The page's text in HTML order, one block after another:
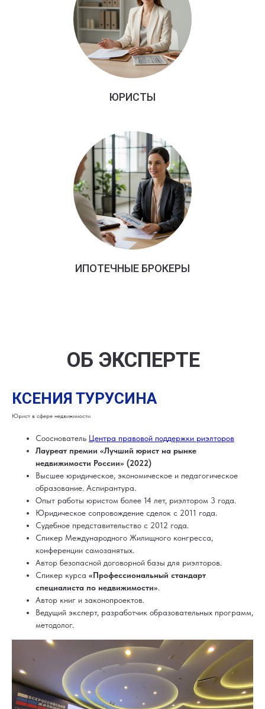
ЮРИСТЫ
ИПОТЕЧНЫЕ БРОКЕРЫ
ОБ ЭКСПЕРТЕ
КСЕНИЯ ТУРУСИНА
Юрист в сфере недвижимости
Сооснователь Центра правовой поддержки риэлторов
Лауреат премии «Лучший юрист на рынке
недвижимости России» (2022)
Высшее юридическое, экономическое и педагогическое
образование. Аспирантура.
Опыт работы юристом более 14 лет, риэлтором 3 года.
Юридическое сопровождение сделок с 2011 года.
Судебное представительство с 2012 года.
Спикер Международного Жилищного конгресса,
конференции самозанятых.
Автор безопасной договорной базы для риэлторов.
Спикер курса «Профессиональный стандарт
специалиста по недвижимости».
Автор книг и законопроектов.
Ведущий эксперт, разработчик образовательных программ,
методолог.